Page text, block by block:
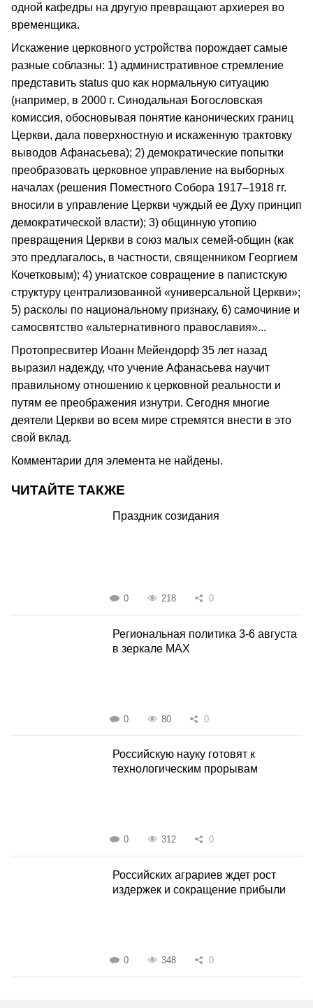
одной кафедры на другую превращают архиерея во
временщика.
Искажение церковного устройства порождает самые
разные соблазны: 1) административное стремление
представить status quo как нормальную ситуацию
(например, в 2000 г. Синодальная Богословская
комиссия, обосновывая понятие канонических границ
Церкви, дала поверхностную и искаженную трактовку
выводов Афанасьева); 2) демократические попытки
преобразовать церковное управление на выборных
началах (решения Поместного Собора 1917–1918 гг.
вносили в управление Церкви чуждый ее Духу принцип
демократической власти); 3) общинную утопию
превращения Церкви в союз малых семей-общин (как
это предлагалось, в частности, священником Георгием
Кочетковым); 4) униатское совращение в папистскую
структуру централизованной «универсальной Церкви»;
5) расколы по национальному признаку, 6) самочиние и
самосвятство «альтернативного православия»...
Протопресвитер Иоанн Мейендорф 35 лет назад
выразил надежду, что учение Афанасьева научит
правильному отношению к церковной реальности и
путям ее преображения изнутри. Сегодня многие
деятели Церкви во всем мире стремятся внести в это
свой вклад.
Комментарии для элемента не найдены.
ЧИТАЙТЕ ТАКЖЕ
Праздник созидания
0 218 0
Региональная политика 3-6 августа
в зеркале MAX
0 80 0
Российскую науку готовят к
технологическим прорывам
0 312 0
Российских аграриев ждет рост
издержек и сокращение прибыли
0 348 0